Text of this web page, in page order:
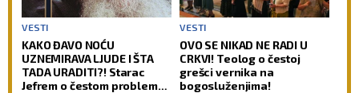
VESTI
KAKO ĐAVO NOĆU
UZNEMIRAVA LJUDE I ŠTA
TADA URADITI?! Starac
Jefrem o čestom problemu
VESTI
OVO SE NIKAD NE RADI U
CRKVI! Teolog o čestoj
grešci vernika na
bogosluženjima!